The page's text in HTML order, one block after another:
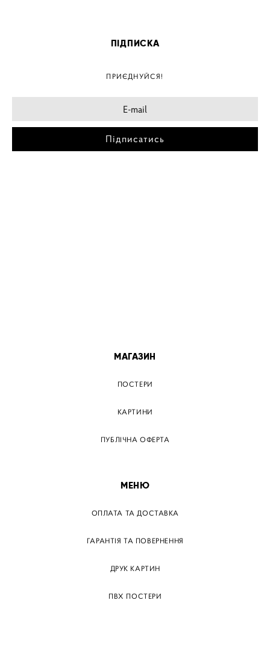
ПІДПИСКА
ПРИЄДНУЙСЯ!
Підписатись
МАГАЗИН
ПОСТЕРИ
КАРТИНИ
ПУБЛІЧНА ОФЕРТА
МЕНЮ
ОПЛАТА ТА ДОСТАВКА
ГАРАНТІЯ ТА ПОВЕРНЕННЯ
ДРУК КАРТИН
ПВХ ПОСТЕРИ